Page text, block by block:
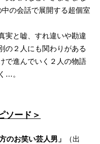
の会話で展開する超個室
実と嘘、すれ違いや勘違
の２人にも関わりがある
で進んでいく２人の物語
…。
ソード＞
のお笑い芸人男」
（出